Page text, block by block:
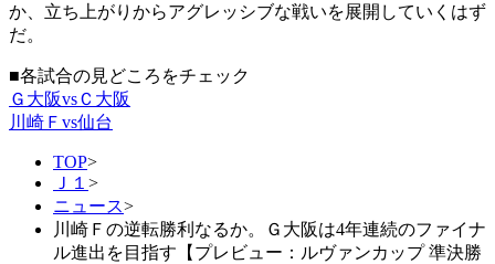
か、立ち上がりからアグレッシブな戦いを展開していくはず
だ。
■各試合の見どころをチェック
Ｇ大阪vsＣ大阪
川崎Ｆvs仙台
TOP>
Ｊ１ >
ニュース>
川崎Ｆの逆転勝利なるか。Ｇ大阪は4年連続のファイナ
ル進出を目指す【プレビュー：ルヴァンカップ 準決勝